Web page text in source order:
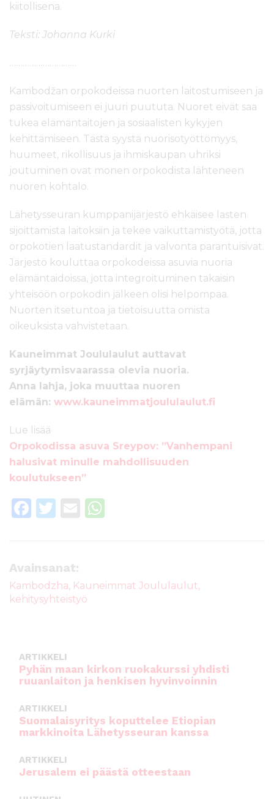
kiitollisena.
Teksti: Johanna Kurki
…………………………
Kambodžan orpokodeissa nuorten laitostumiseen ja
passivoitumiseen ei juuri puututa. Nuoret eivät saa
tukea elämäntaitojen ja sosiaalisten kykyjen
kehittämiseen. Tästä syystä nuorisotyöttömyys,
huumeet, rikollisuus ja ihmiskaupan uhriksi
joutuminen ovat monen orpokodista lähteneen
nuoren kohtalo.
Lähetysseuran kumppanijärjestö ehkäisee lasten
sijoittamista laitoksiin ja tekee vaikuttamistyötä, jotta
orpokotien laatustandardit ja valvonta parantuisivat.
Järjestö kouluttaa orpokodeissa asuvia nuoria
elämäntaidoissa, jotta integroituminen takaisin
yhteisöön orpokodin jälkeen olisi helpompaa.
Nuorten itsetuntoa ja tietoisuutta omista
oikeuksista vahvistetaan.
Kauneimmat Joululaulut auttavat
syrjäytymisvaarassa olevia nuoria.
Anna lahja, joka muuttaa nuoren
elämän: www.kauneimmatjoululaulut.fi
Lue lisää
Orpokodissa asuva Sreypov: ”Vanhempani
halusivat minulle mahdollisuuden
koulutukseen”
F
e
b
o
T
te
r
E
A
Avainsanat:
Kambodzha, Kauneimmat Joululaulut,
kehitysyhteistyö
ARTIKKELI
Pyhän maan kirkon ruokakurssi yhdisti
ruuanlaiton ja henkisen hyvinvoinnin
ARTIKKELI
Suomalaisyritys koputtelee Etiopian
markkinoita Lähetysseuran kanssa
ARTIKKELI
Jerusalem ei päästä otteestaan